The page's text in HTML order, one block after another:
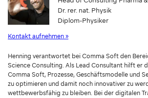
Dr. rer. nat. Physik
Diplom-Physiker
Kontakt aufnehmen »
Henning verantwortet bei Comma Soft den
Science Consulting. Als Lead Consultant hilft er
Comma Soft, Prozesse, Geschäftsmodelle und
zu optimieren und damit noch innovativer zu
wettbewerbsfähig zu bleiben. Bei der digitalen